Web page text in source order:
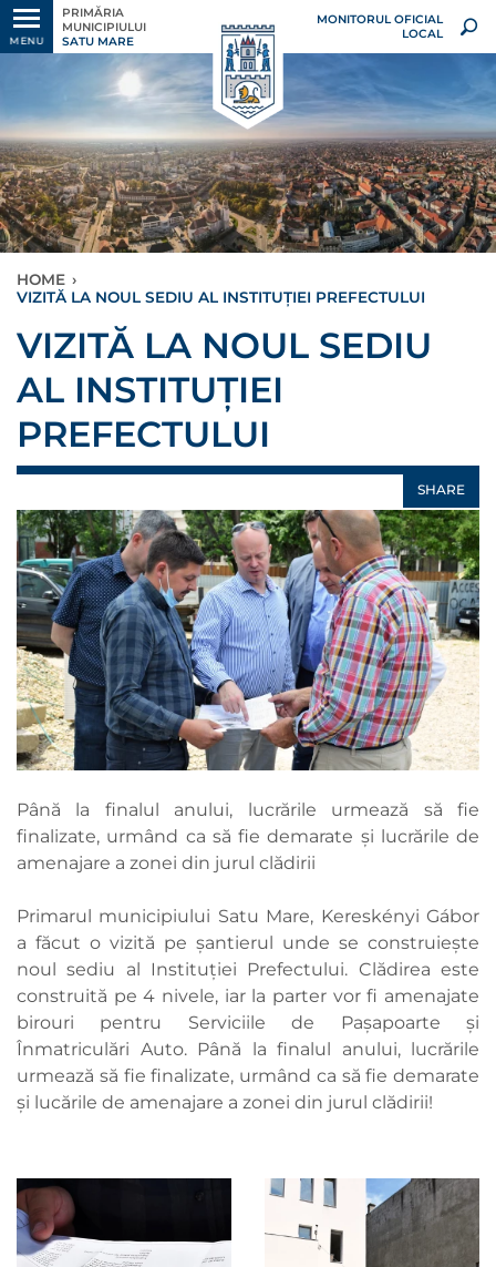
MENU
PRIMĂRIA
MUNICIPIULUI
SATU MARE
MONITORUL OFICIAL
LOCAL
HOME ›
VIZITĂ LA NOUL SEDIU AL INSTITUȚIEI PREFECTULUI
VIZITĂ LA NOUL SEDIU
AL INSTITUȚIEI
PREFECTULUI
SHARE
Până la finalul anului, lucrările urmează să fie
finalizate, urmând ca să fie demarate și lucrările de
amenajare a zonei din jurul clădirii
Primarul municipiului Satu Mare, Kereskényi Gábor
a făcut o vizită pe șantierul unde se construiește
noul sediu al Instituției Prefectului. Clădirea este
construită pe 4 nivele, iar la parter vor fi amenajate
birouri pentru Serviciile de Paşapoarte şi
Înmatriculări Auto. Până la finalul anului, lucrările
urmează să fie finalizate, urmând ca să fie demarate
și lucările de amenajare a zonei din jurul clădirii!